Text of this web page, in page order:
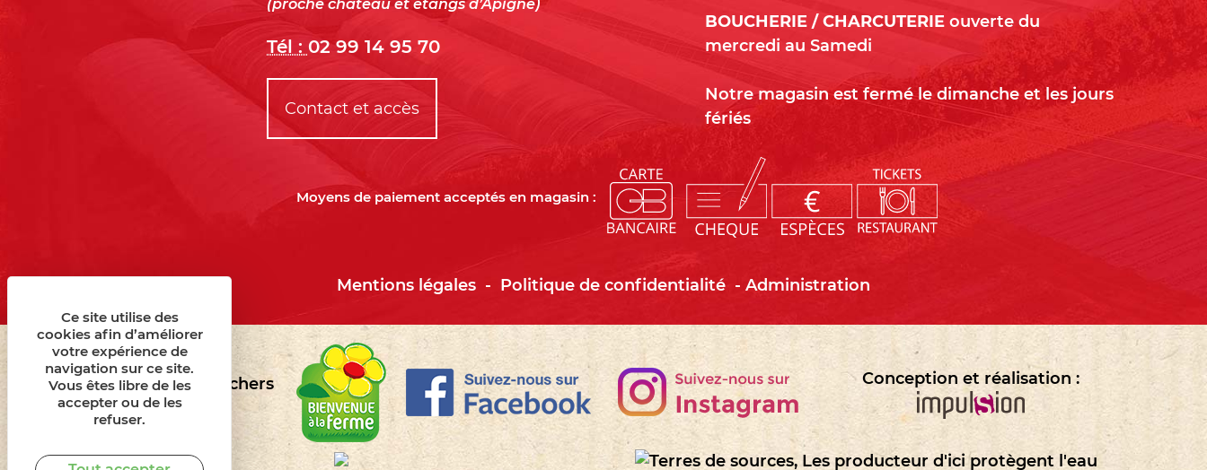
(proche château et étangs d’Apigné)
Tél : 02 99 14 95 70
Contact et accès
BOUCHERIE / CHARCUTERIEouverte du
mercredi au Samedi
Notre magasin est fermé le dimanche et les jours
fériés
Moyens de paiement acceptés en magasin :
Mentions légales - Politique de confidentialité - Administration
© Le Rheu Maraîchers
2026
Conception et réalisation :
Ce site utilise des
cookies afin d’améliorer
votre expérience de
navigation sur ce site.
Vous êtes libre de les
accepter ou de les
refuser.